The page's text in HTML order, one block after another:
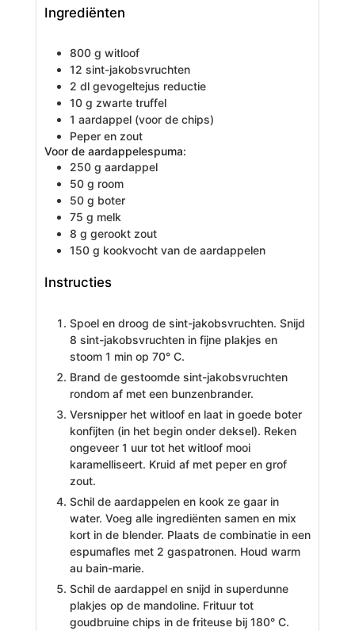
Ingrediënten
800 g witloof
12 sint-jakobsvruchten
2 dl gevogeltejus reductie
10 g zwarte truffel
1 aardappel (voor de chips)
Peper en zout
Voor de aardappelespuma:
250 g aardappel
50 g room
50 g boter
75 g melk
8 g gerookt zout
150 g kookvocht van de aardappelen
Instructies
Spoel en droog de sint-jakobsvruchten. Snijd
8 sint-jakobsvruchten in fijne plakjes en
stoom 1 min op 70° C.
Brand de gestoomde sint-jakobsvruchten
rondom af met een bunzenbrander.
Versnipper het witloof en laat in goede boter
konfijten (in het begin onder deksel). Reken
ongeveer 1 uur tot het witloof mooi
karamelliseert. Kruid af met peper en grof
zout.
Schil de aardappelen en kook ze gaar in
water. Voeg alle ingrediënten samen en mix
kort in de blender. Plaats de combinatie in een
espumafles met 2 gaspatronen. Houd warm
au bain-marie.
Schil de aardappel en snijd in superdunne
plakjes op de mandoline. Frituur tot
goudbruine chips in de friteuse bij 180° C.